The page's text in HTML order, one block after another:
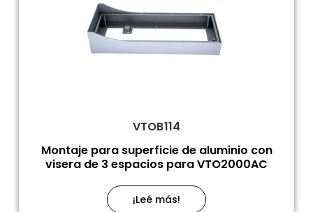
VTOB114
Montaje para superficie de aluminio con
visera de 3 espacios para VTO2000AC
¡Leé más!